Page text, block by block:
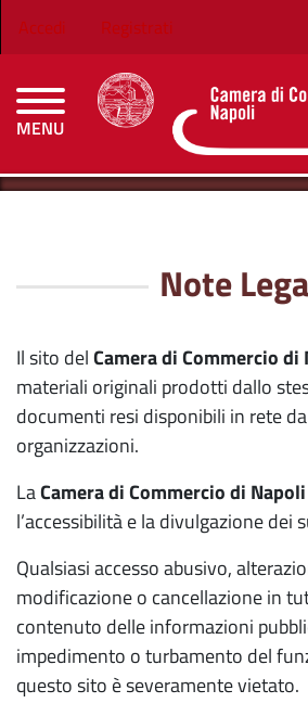
Menu profilo utente
Accedi Registrati
MENU
CAMERE DI
Note
Il sito delCamera di Commercio di
materiali originali prodotti dallo
documenti resi disponibili in rete
organizzazioni.
LaCamera di Commercio di Napoli
l’accessibilità e la divulgazione dei
Qualsiasi accesso abusivo,
modificazione o cancellazione in
contenuto delle informazioni
impedimento o turbamento del
questo sito è severamente vietato.